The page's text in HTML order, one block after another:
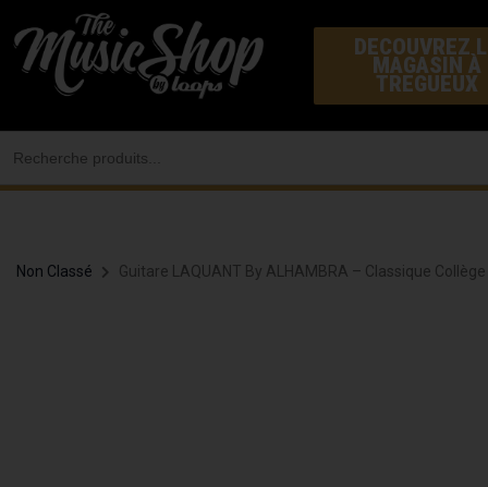
au
contenu
DECOUVREZ
MAGASIN À
TREGUEUX
Non Classé Guitare LAQUANT By ALHAMBRA – Classique Collège